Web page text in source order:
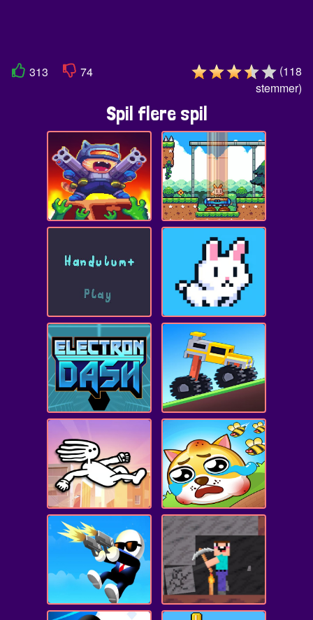
313 74 (118
stemmer)
Spil flere spil